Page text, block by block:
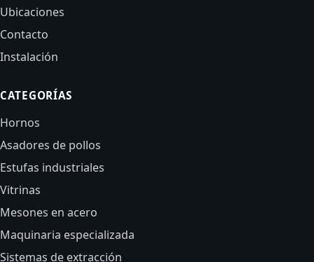
Ubicaciones
Contacto
Instalación
CATEGORÍAS
Hornos
Asadores de pollos
Estufas industriales
Vitrinas
Mesones en acero
Maquinaria especializada
Sistemas de extracción